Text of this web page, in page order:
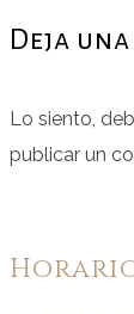
Deja
Lo siento,
publicar un